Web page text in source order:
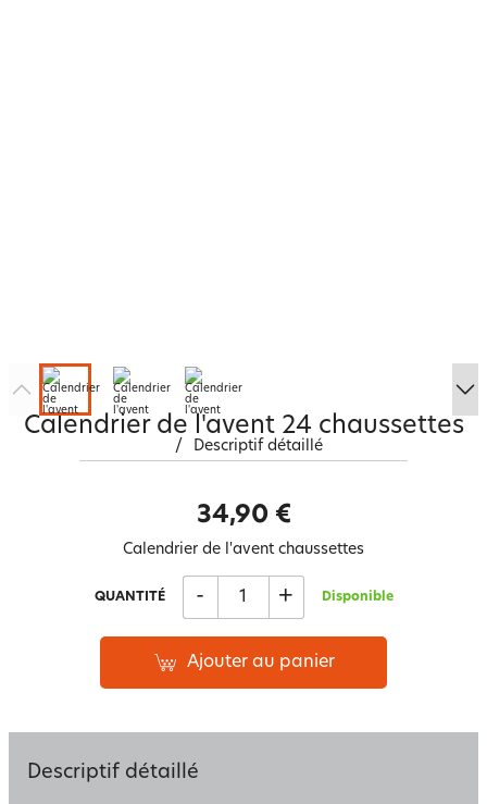
Calendrier de l'avent 24 chaussettes
/ Descriptif détaillé
34,90 €
Calendrier de l'avent chaussettes
QUANTITÉ - + Disponible
Ajouter au panier
Descriptif détaillé